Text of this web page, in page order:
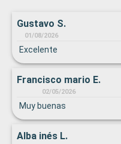
Gustavo S.
01/08/2026
Excelente
Francisco mario E.
02/05/2026
Muy buenas
Alba inés L.